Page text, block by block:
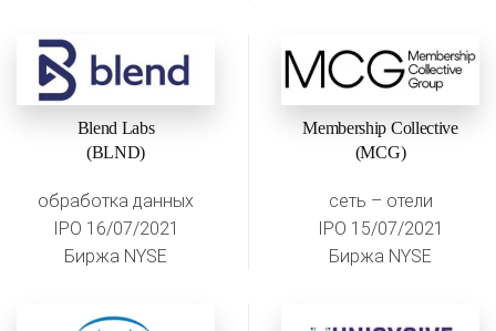
Blend Labs
(BLND)
обработка данных
IPO 16/07/2021
Биржа NYSE
Membership Collective
(MCG)
сеть – отели
IPO 15/07/2021
Биржа NYSE